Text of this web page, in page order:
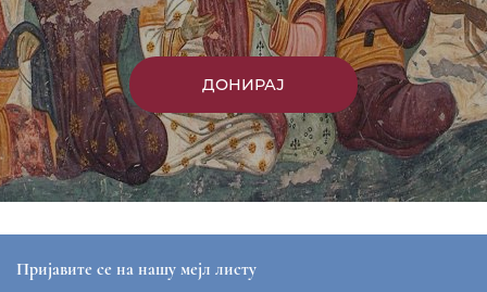
ДОНИРАЈ
Пријавите се на нашу мејл листу